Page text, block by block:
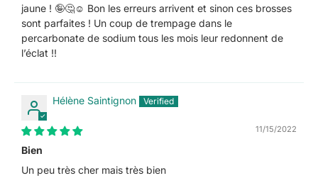
jaune ! 🤪🤔☺️ Bon les erreurs arrivent et sinon ces brosses
sont parfaites ! Un coup de trempage dans le
percarbonate de sodium tous les mois leur redonnent de
l’éclat !!
Hélène Saintignon
11/15/2022
Bien
Un peu très cher mais très bien